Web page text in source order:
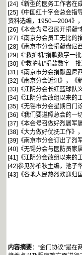
[24]《新型的医务工作者在
[25]《中国红十字会总会指
资料选编，1950—2004》
[26]《本会为号召展开捐献
[27]《南京分会员工无比的
[28]《南京市分会捐献盘尼
[29]《“救护机”捐款数字一
[30]《“救护机”捐款数字一
[31]《南京市分会捐献盘尼
[32]《南京分会近讯》，《
[33]《江阴分会长红篮球队
[34]《江阴分会改组以来的
[35]《无锡市分会星期日门
[36]《我们要遵照总会的一
[37]《本会号召做好烈属军
[38]《大力做好优抚工作》
[39]《南京市分会订出了烈
[40]《无锡分会与医防员家
[41]《江阴分会改组以来的
[42]参见孙柏秋主编，池子
[43]《各地人民热烈欢迎归
内容摘要：“金门协议”是